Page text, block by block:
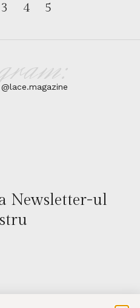
3 4 5
@lace.magazine
Newsletter-ul